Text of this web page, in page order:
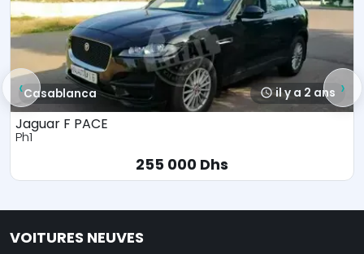
il y a 2
Casablanca
Jaguar F PACE
342 000 Dhs
‹ ›
VOITURES NEUVES